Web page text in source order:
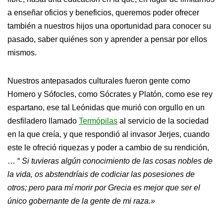
a enseñar oficios y beneficios, queremos poder ofrecer
también a nuestros hijos una oportunidad para conocer su
pasado, saber quiénes son y aprender a pensar por ellos
mismos.
Nuestros antepasados culturales fueron gente como
Homero y Sófocles, como Sócrates y Platón, como ese rey
espartano, ese tal Leónidas que murió con orgullo en un
desfiladero llamado Termópilas al servicio de la sociedad
en la que creía, y que respondió al invasor Jerjes, cuando
este le ofreció riquezas y poder a cambio de su rendición,
… “ Si tuvieras algún conocimiento de las cosas nobles de
la vida, os abstendríais de codiciar las posesiones de
otros; pero para mí morir por Grecia es mejor que ser el
único gobernante de la gente de mi raza.»